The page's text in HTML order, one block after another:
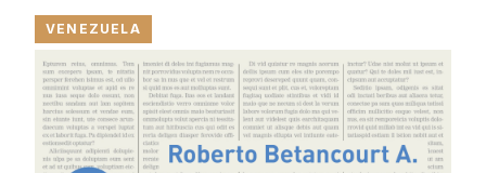
VENEZUELA